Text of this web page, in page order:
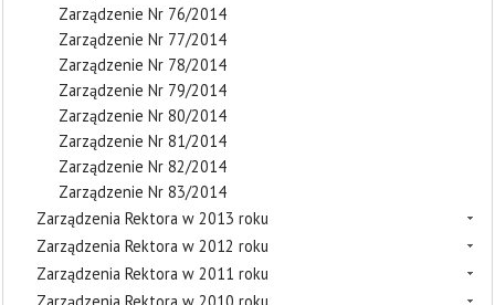
Zarządzenie Nr 76/2014
Zarządzenie Nr 77/2014
Zarządzenie Nr 78/2014
Zarządzenie Nr 79/2014
Zarządzenie Nr 80/2014
Zarządzenie Nr 81/2014
Zarządzenie Nr 82/2014
Zarządzenie Nr 83/2014
Zarządzenia Rektora w 2013 roku
Zarządzenia Rektora w 2012 roku
Zarządzenia Rektora w 2011 roku